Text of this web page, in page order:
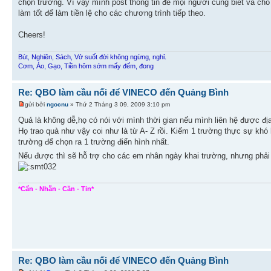
chọn trường. Vì vậy mình post thông tin để mọi người cùng biết và
làm tốt để làm tiền lệ cho các chương trình tiếp theo.
Cheers!
Bút, Nghiên, Sách, Vở suốt đời không ngừng, nghỉ.
Cơm, Áo, Gạo, Tiền hôm sớm mấy đếm, đong
Re: QBO làm cầu nối để VINECO đến Quảng Bình
gửi bởi ngocnu » Thứ 2 Tháng 3 09, 2009 3:10 pm
Quả là không dễ,họ có nói với mình thời gian nếu mình liên hệ được
Họ trao quà như vậy coi như là từ A- Z rồi. Kiếm 1 trường thực sự
trường để chọn ra 1 trường điển hình nhất.
Nếu được thì sẽ hỗ trợ cho các em nhân ngày khai trường, nhưng
*Cẩn - Nhẫn - Cần - Tin*
Re: QBO làm cầu nối để VINECO đến Quảng Bình